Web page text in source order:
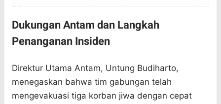
Dukungan Antam dan Langkah
Penanganan Insiden
Direktur Utama Antam, Untung Budiharto,
menegaskan bahwa tim gabungan telah
mengevakuasi tiga korban jiwa dengan cepat